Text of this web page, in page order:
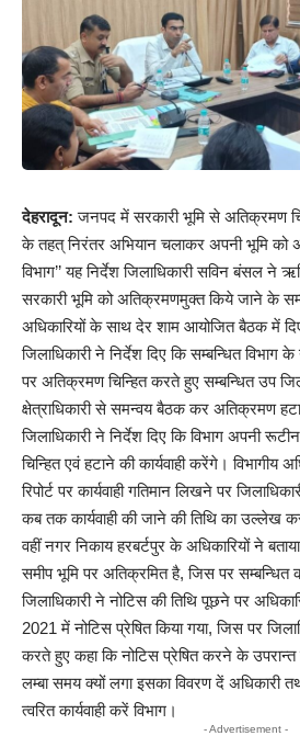
देहरादून: जनपद में सरकारी भूमि से अतिक्रमण
के तहत् निरंतर अभियान चलाकर अपनी भूमि
विभाग’’ यह निर्देश जिलाधिकारी सविन बंसल ने
सरकारी भूमि को अतिक्रमणमुक्त किये जाने के
अधिकारियों के साथ देर शाम आयोजित बैठक में
जिलाधिकारी ने निर्देश दिए कि सम्बन्धित विभाग
पर अतिक्रमण चिन्हित करते हुए सम्बन्धित उप
क्षेत्राधिकारी से समन्वय बैठक कर अतिक्रमण
जिलाधिकारी ने निर्देश दिए कि विभाग अपनी
चिन्हित एवं हटाने की कार्यवाही करेंगे। विभागीय
रिपोर्ट पर कार्यवाही गतिमान लिखने पर
कब तक कार्यवाही की जाने की तिथि का उल्लेख
वहीं नगर निकाय हरबर्टपुर के अधिकारियों ने
समीप भूमि पर अतिक्रमित है, जिस पर सम्बन्धित
जिलाधिकारी ने नोटिस की तिथि पूछने पर
2021 में नोटिस प्रेषित किया गया, जिस पर
करते हुए कहा कि नोटिस प्रेषित करने के उपरान्त
लम्बा समय क्यों लगा इसका विवरण दें अधिकारी
त्वरित कार्यवाही करें विभाग।
- Advertisement -